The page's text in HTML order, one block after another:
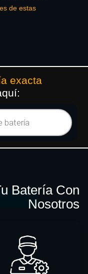
de estas
exacta
Batería Con
Nosotros